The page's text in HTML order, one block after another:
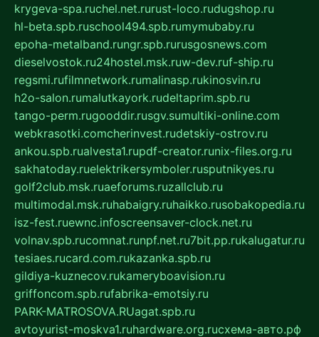
krygeva-spa.ruchel.net.rurust-loco.rudugshop.ru
hl-beta.spb.ruschool494.spb.rumymubaby.ru
epoha-metalband.rungr.spb.rurusgosnews.com
dieselvostok.ru24hostel.msk.ruw-dev.ruf-ship.ru
regsmi.rufilmnetwork.rumalinasp.rukinosvin.ru
h2o-salon.rumalutkayork.rudeltaprim.spb.ru
tango-perm.rugooddir.rusgv.sumultiki-online.com
webkrasotki.comcherinvest.rudetskiy-ostrov.ru
ankou.spb.rualvesta1.rupdf-creator.runix-files.org.ru
sakhatoday.ruelektrikersymboler.rusputnikyes.ru
golf2club.msk.ruaeforums.ruzallclub.ru
multimodal.msk.ruhabaigry.ruhaikko.rusobakopedia.ru
isz-fest.ruewnc.infoscreensaver-clock.net.ru
volnav.spb.rucomnat.runpf.net.ru7bit.pp.rukalugatur.ru
tesiaes.rucard.com.rukazanka.spb.ru
gildiya-kuznecov.rukameryboavision.ru
griffoncom.spb.rufabrika-emotsiy.ru
PARK-MATROSOVA.RUagat.spb.ru
avtoyurist-moskva1.ruhardware.org.ruсхема-авто.рф